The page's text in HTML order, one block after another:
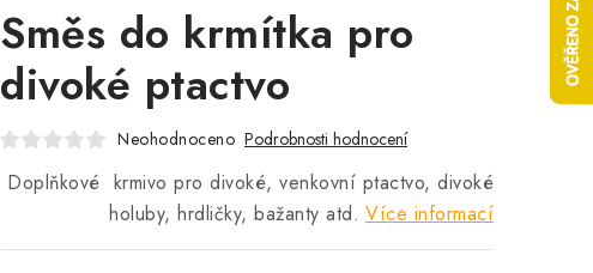
Směs do krmítka pro
divoké ptactvo
Neohodnoceno Podrobnosti hodnocení
Doplňkové krmivo pro divoké, venkovní ptactvo, divoké
holuby, hrdličky, bažanty atd. Více informací